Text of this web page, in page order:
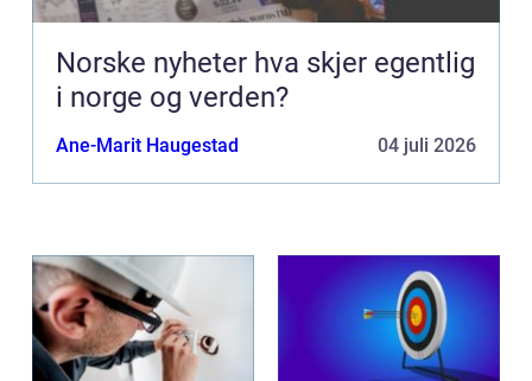
Norske nyheter hva skjer egentlig
i norge og verden?
Ane-Marit Haugestad 04 juli 2026